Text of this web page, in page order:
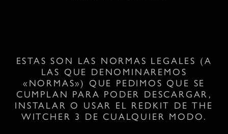
ESTAS SON LAS NORMAS LEGALES (A
LAS QUE DENOMINAREMOS
«NORMAS») QUE PEDIMOS QUE SE
CUMPLAN PARA PODER DESCARGAR,
INSTALAR O USAR EL REDKIT DE THE
WITCHER 3 DE CUALQUIER MODO.